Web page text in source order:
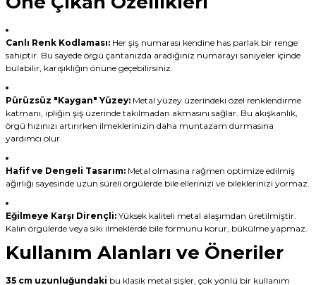
Canlı Renk Kodlaması:Her şiş numarası kendine has parlak bir renge
sahiptir. Bu sayede örgü çantanızda aradığınız numarayı saniyeler içinde
bulabilir, karışıklığın önüne geçebilirsiniz.
Pürüzsüz "Kaygan" Yüzey:Metal yüzey üzerindeki özel renklendirme
katmanı, ipliğin şiş üzerinde takılmadan akmasını sağlar. Bu akışkanlık,
örgü hızınızı artırırken ilmeklerinizin daha muntazam durmasına
yardımcı olur.
Hafif ve Dengeli Tasarım:Metal olmasına rağmen optimize edilmiş
ağırlığı sayesinde uzun süreli örgülerde bile ellerinizi ve bileklerinizi yormaz.
Eğilmeye Karşı Dirençli:Yüksek kaliteli metal alaşımdan üretilmiştir.
Kalın örgülerde veya sıkı ilmeklerde bile formunu korur, bükülme yapmaz.
Kullanım Alanları ve Öneriler
35 cm uzunluğundaki bu klasik metal şişler, çok yönlü bir kullanım